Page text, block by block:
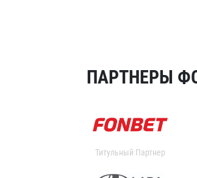
ПАРТНЕРЫ
Титульный Партнер